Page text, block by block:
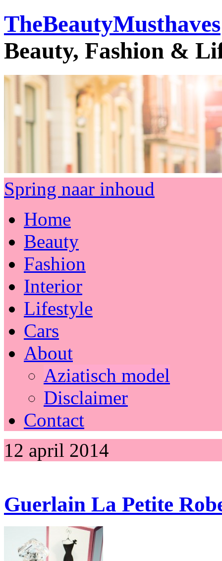
TheBeautyMusthaves
Beauty, Fashion &
Spring naar inhoud
Home
Beauty
Fashion
Interior
Lifestyle
Cars
About
Aziatisch model
Disclaimer
Contact
12 april 2014
Guerlain La Petite